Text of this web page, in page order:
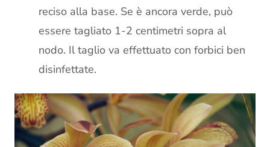
reciso alla base. Se è ancora verde, può
essere tagliato 1-2 centimetri sopra al
nodo. Il taglio va effettuato con forbici ben
disinfettate.